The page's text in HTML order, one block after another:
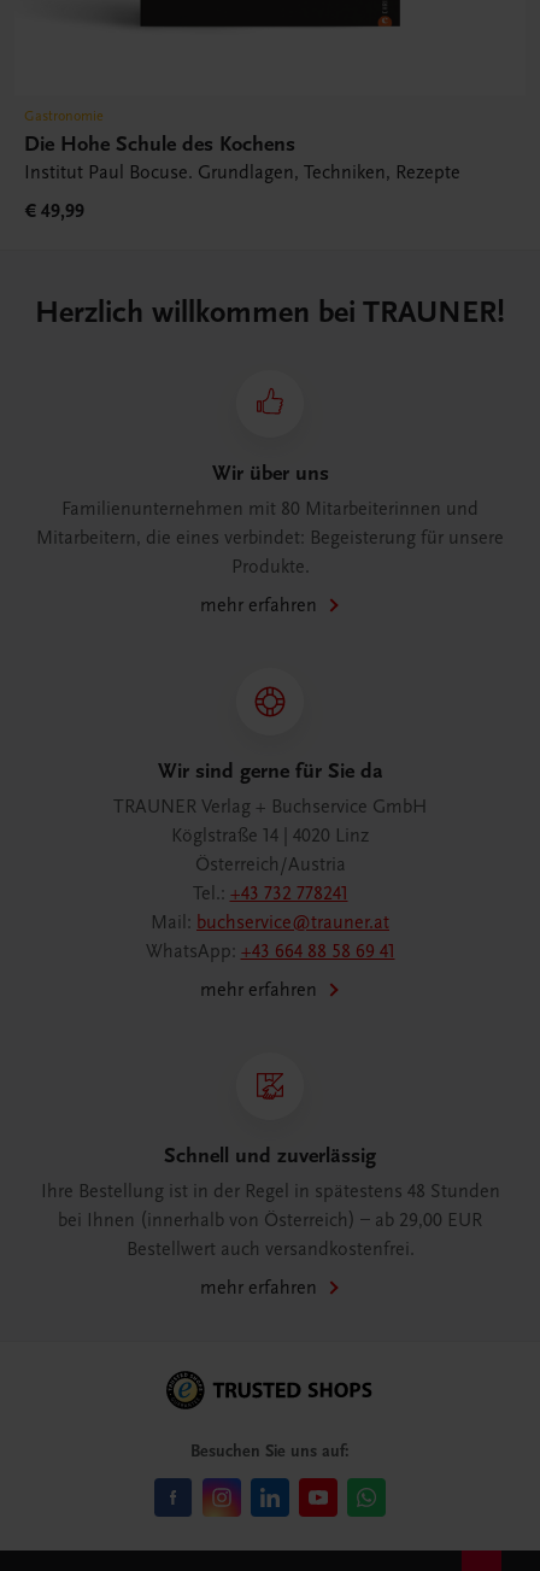
Gastronomie
Die Hohe Schule des Kochens
Institut Paul Bocuse. Grundlagen, Techniken, Rezepte
€ 49,99
Herzlich willkommen bei TRAUNER!
Wir über uns
Familienunternehmen mit 80 Mitarbeiterinnen und
Mitarbeitern, die eines verbindet: Begeisterung für unsere
Produkte.
mehr erfahren
Wir sind gerne für Sie da
TRAUNER Verlag + Buchservice GmbH
Köglstraße 14 | 4020 Linz
Österreich/Austria
Tel.: +43 732 778241
Mail: buchservice@trauner.at
WhatsApp: +43 664 88 58 69 41
mehr erfahren
Schnell und zuverlässig
Ihre Bestellung ist in der Regel in spätestens 48 Stunden
bei Ihnen (innerhalb von Österreich) – ab 29,00 EUR
Bestellwert auch versandkostenfrei.
mehr erfahren
Besuchen Sie uns auf: